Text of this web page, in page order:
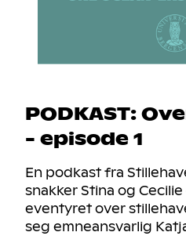
PODKAST:
- episode 1
En podkast fra
snakker Stina og
eventyret over
seg emneansvarlig